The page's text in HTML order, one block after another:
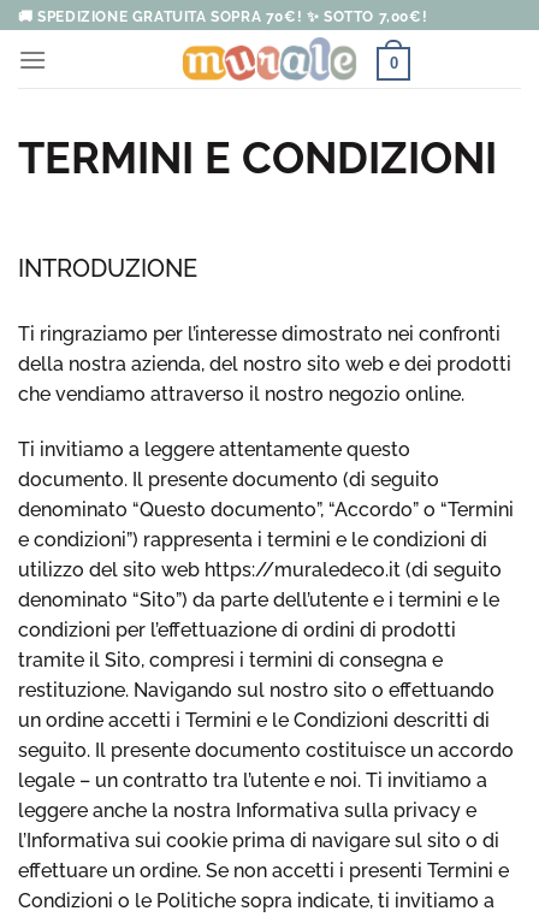
Salta
contenuti
🚚 SPEDIZIONE GRATUITA SOPRA 70€! ✨ SOTTO 7,00€!
0
TERMINI E CONDIZIONI
INTRODUZIONE
Ti ringraziamo per l’interesse dimostrato nei confronti
della nostra azienda, del nostro sito web e dei prodotti
che vendiamo attraverso il nostro negozio online.
Ti invitiamo a leggere attentamente questo
documento. Il presente documento (di seguito
denominato “Questo documento”, “Accordo” o “Termini
e condizioni”) rappresenta i termini e le condizioni di
utilizzo del sito web https://muraledeco.it (di seguito
denominato “Sito”) da parte dell’utente e i termini e le
condizioni per l’effettuazione di ordini di prodotti
tramite il Sito, compresi i termini di consegna e
restituzione. Navigando sul nostro sito o effettuando
un ordine accetti i Termini e le Condizioni descritti di
seguito. Il presente documento costituisce un accordo
legale – un contratto tra l’utente e noi. Ti invitiamo a
leggere anche la nostra Informativa sulla privacy e
l’Informativa sui cookie prima di navigare sul sito o di
effettuare un ordine. Se non accetti i presenti Termini e
Condizioni o le Politiche sopra indicate, ti invitiamo a